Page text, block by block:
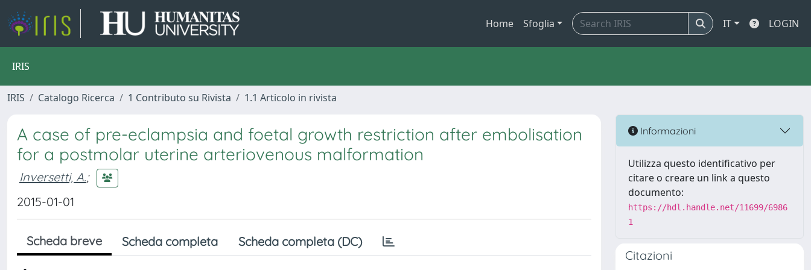
Home Sfoglia IT LOGIN
IRIS
IRIS Catalogo Ricerca 1 Contributo su Rivista 1.1 Articolo in rivista
A case of pre-eclampsia and foetal growth restriction after embolisation
for a postmolar uterine arteriovenous malformation
Inversetti, A.;
2015-01-01
Scheda breve Scheda completa Scheda completa (DC)
Informazioni
Utilizza questo identificativo per
citare o creare un link a questo
documento:
https://hdl.handle.net/11699/6986
1
Citazioni